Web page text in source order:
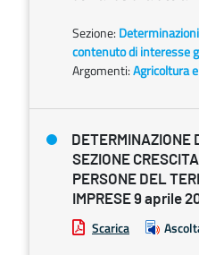
Sezione:
contenuto di interesse
Argomenti:Agricoltura
DETERMINAZIONE
SEZIONE
PERSONE DEL
IMPRESE 9 aprile
Scarica